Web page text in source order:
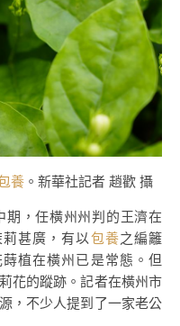
養 。新華社記者 趙歡 攝
，任橫州州判的王濟在
甚廣，有以包養之編籬
植在橫州已是常態。但
花的蹤跡。記者在橫州市
，不少人提到了一家老公